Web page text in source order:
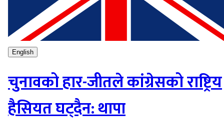
English
चुनावको हार-जीतले कांग्रेसको राष्ट्रिय
हैसियत घट्दैन: थापा